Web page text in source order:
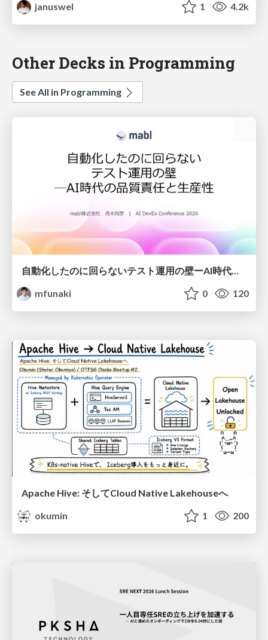
januswel
1 4.2k
Other Decks in Programming
See All in Programming
mfunaki
0 120
Apache Hive: そしてCloud Native Lakehouseへ
okumin
1 200